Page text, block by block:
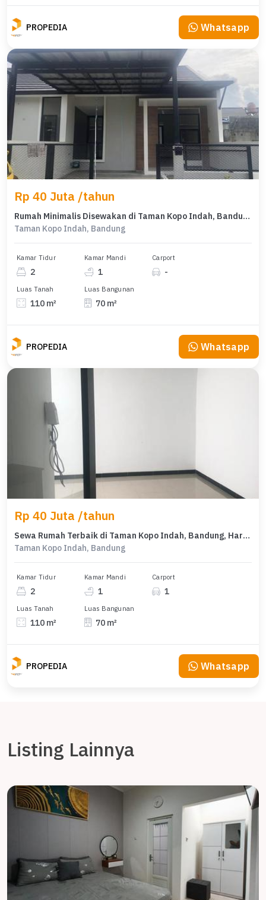
PROPEDIA Whatsapp
Rp 40 Juta /tahun
Rumah Minimalis Disewakan di Taman Kopo Indah, Bandung, Harga Ekonomis
Taman Kopo Indah, Bandung
Kamar Tidur
2
Kamar Mandi
1
Carport
-
Luas Tanah
110 m²
Luas Bangunan
70 m²
PROPEDIA Whatsapp
Rp 40 Juta /tahun
Sewa Rumah Terbaik di Taman Kopo Indah, Bandung, Harga Terjangkau
Taman Kopo Indah, Bandung
Kamar Tidur
2
Kamar Mandi
1
Carport
1
Luas Tanah
110 m²
Luas Bangunan
70 m²
PROPEDIA Whatsapp
Listing Lainnya